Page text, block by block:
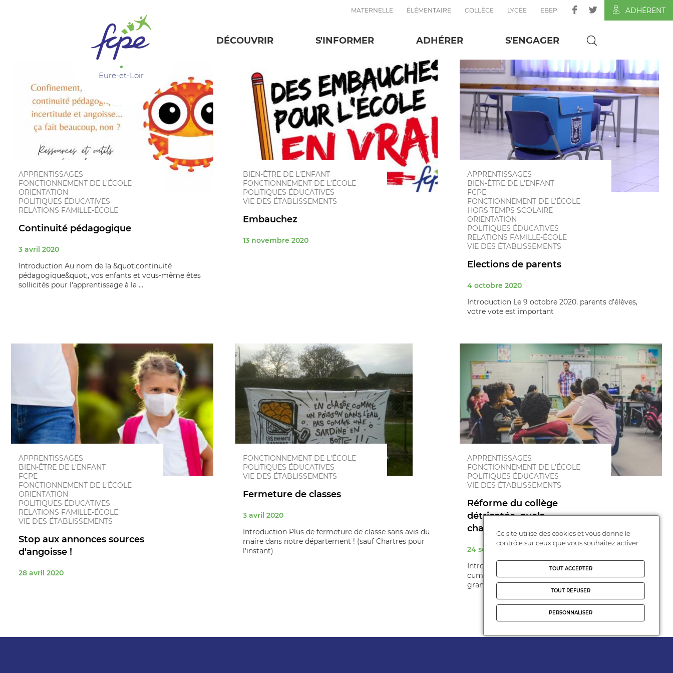
MATERNELLE ÉLÉMENTAIRE COLLÈGE LYCÉE EBEP ADHÉRENT
Eure-et-Loir
DÉCOUVRIR S'INFORMER ADHÉRER S'ENGAGER
Politiques éducatives
APPRENTISSAGES
FONCTIONNEMENT DE L'ÉCOLE
ORIENTATION
POLITIQUES ÉDUCATIVES
RELATIONS FAMILLE-ÉCOLE
Continuité pédagogique
3 avril 2020
Introduction Au nom de la &quot;continuité
pédagogique&quot;, vos enfants et vous-même êtes
sollicités pour l'apprentissage à la ...
BIEN-ÊTRE DE L'ENFANT
FONCTIONNEMENT DE L'ÉCOLE
POLITIQUES ÉDUCATIVES
VIE DES ÉTABLISSEMENTS
Embauchez
13 novembre 2020
APPRENTISSAGES
BIEN-ÊTRE DE L'ENFANT
FCPE
FONCTIONNEMENT DE L'ÉCOLE
HORS TEMPS SCOLAIRE
ORIENTATION
POLITIQUES ÉDUCATIVES
RELATIONS FAMILLE-ÉCOLE
VIE DES ÉTABLISSEMENTS
Elections de parents
4 octobre 2020
Introduction Le 9 octobre 2020, parents d’élèves,
votre vote est important
APPRENTISSAGES
BIEN-ÊTRE DE L'ENFANT
FCPE
FONCTIONNEMENT DE L'ÉCOLE
ORIENTATION
POLITIQUES ÉDUCATIVES
RELATIONS FAMILLE-ÉCOLE
VIE DES ÉTABLISSEMENTS
Stop aux annonces sources
d'angoisse !
28 avril 2020
FONCTIONNEMENT DE L'ÉCOLE
POLITIQUES ÉDUCATIVES
VIE DES ÉTABLISSEMENTS
Fermeture de classes
3 avril 2020
Introduction Plus de fermeture de classe sans avis du
maire dans notre département ! (sauf Chartres pour
l'instant)
APPRENTISSAGES
FONCTIONNEMENT DE L'ÉCOLE
POLITIQUES ÉDUCATIVES
VIE DES ÉTABLISSEMENTS
Réforme du collège
détricotée, quels
changements à ...
24 septembre 2018
Introduction Dispositifs « assouplis », possibilité de
cumuler les options, marge de manœuvre plus
grande donnée au CA… Le gouve ...
Ce site utilise des cookies et vous donne le
contrôle sur ceux que vous souhaitez activer
TOUT ACCEPTER
TOUT REFUSER
PERSONNALISER